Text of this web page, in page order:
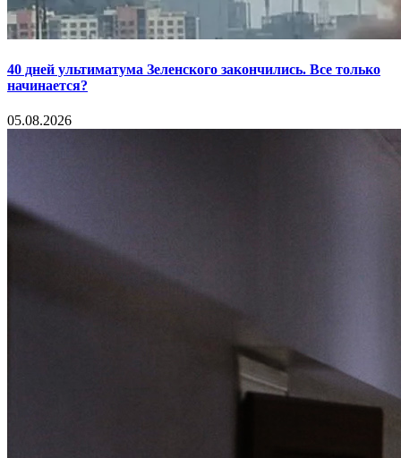
40 дней ультиматума Зеленского закончились. Все только
начинается?
05.08.2026